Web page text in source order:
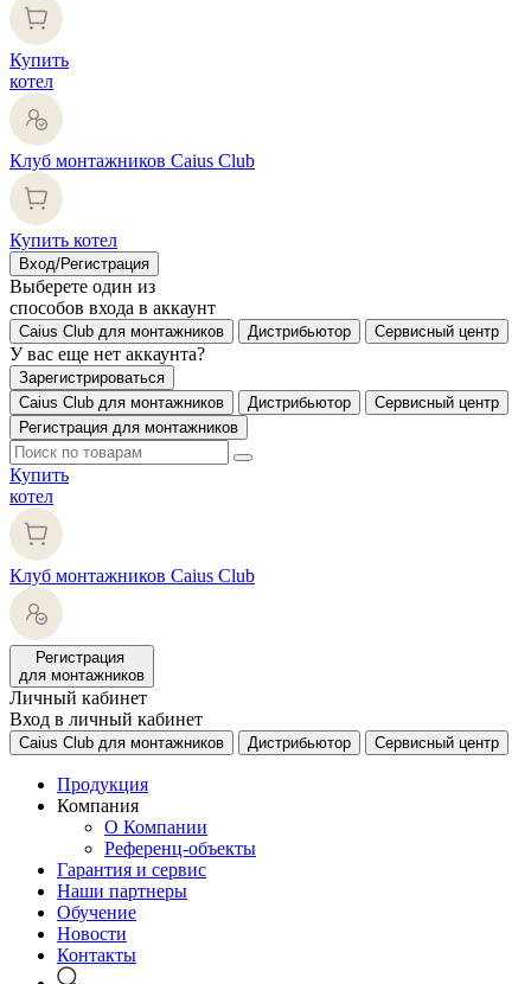
Купить
котел
Клуб монтажников Caius Club
Купить котел
Вход/Регистрация
Выберете один из
способов входа в аккаунт
Caius Club для монтажников Дистрибьютор Сервисный центр
У вас еще нет аккаунта?
Зарегистрироваться
Caius Club для монтажников
Дистрибьютор
Сервисный центр
Регистрация для монтажников
Купить
котел
Клуб монтажников Caius Club
Регистрация
для монтажников
Личный кабинет
Вход в личный кабинет
Caius Club для монтажников Дистрибьютор Сервисный центр
Продукция
Компания
О Компании
Референц-объекты
Гарантия и сервис
Наши партнеры
Обучение
Новости
Контакты